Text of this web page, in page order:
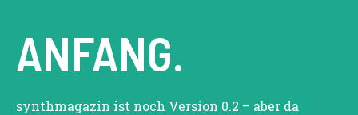
ANFANG.
synthmagazin ist noch Version 0.2 – aber da